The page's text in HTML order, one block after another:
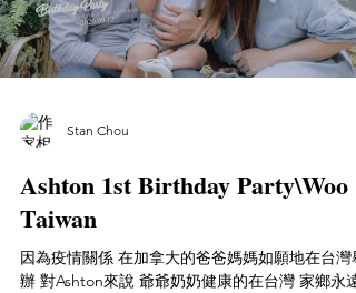
Stan Chou
Ashton 1st Birthday Party\Woo
Taiwan
因為疫情關係 在加拿大的爸爸媽媽如願地在台灣舉
辦 對Ashton來說 爺爺奶奶健康的在台灣 家鄉永遠